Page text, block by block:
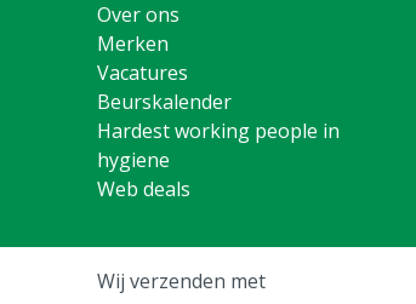
Over ons
Merken
Vacatures
Beurskalender
Hardest working people in
hygiene
Web deals
Wij verzenden met